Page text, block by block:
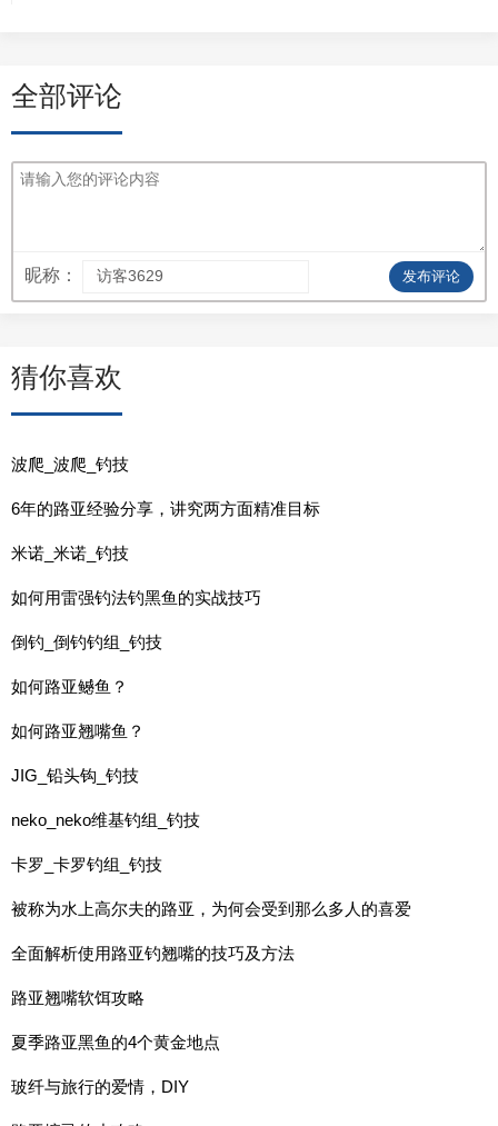
全部评论
昵称： 发布评论
猜你喜欢
波爬_波爬_钓技
6年的路亚经验分享，讲究两方面精准目标
米诺_米诺_钓技
如何用雷强钓法钓黑鱼的实战技巧
倒钓_倒钓钓组_钓技
如何路亚鳡鱼？
如何路亚翘嘴鱼？
JIG_铅头钩_钓技
neko_neko维基钓组_钓技
卡罗_卡罗钓组_钓技
被称为水上高尔夫的路亚，为何会受到那么多人的喜爱
全面解析使用路亚钓翘嘴的技巧及方法
路亚翘嘴软饵攻略
夏季路亚黑鱼的4个黄金地点
玻纤与旅行的爱情，DIY